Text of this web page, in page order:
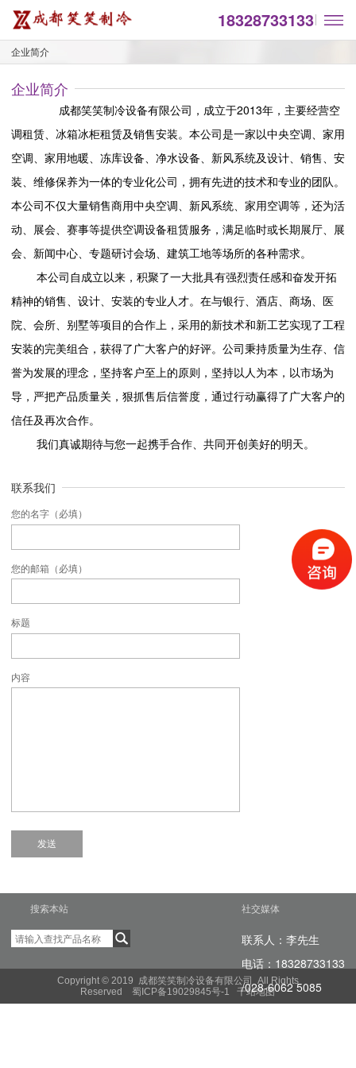
18328733133
企业简介
企业简介
成都笑笑制冷设备有限公司，成立于2013年，主要经营空
调租赁、冰箱冰柜租赁及销售安装。本公司是一家以中央空调、家用
空调、家用地暖、冻库设备、净水设备、新风系统及设计、销售、安
装、维修保养为一体的专业化公司，拥有先进的技术和专业的团队。
本公司不仅大量销售商用中央空调、新风系统、家用空调等，还为活
动、展会、赛事等提供空调设备租赁服务，满足临时或长期展厅、展
会、新闻中心、专题研讨会场、建筑工地等场所的各种需求。
本公司自成立以来，积聚了一大批具有强烈责任感和奋发开拓
精神的销售、设计、安装的专业人才。在与银行、酒店、商场、医
院、会所、别墅等项目的合作上，采用的新技术和新工艺实现了工程
安装的完美组合，获得了广大客户的好评。公司秉持质量为生存、信
誉为发展的理念，坚持客户至上的原则，坚持以人为本，以市场为
导，严把产品质量关，狠抓售后信誉度，通过行动赢得了广大客户的
信任及再次合作。
我们真诚期待与您一起携手合作、共同开创美好的明天。
联系我们
您的名字（必填）
您的邮箱（必填）
标题
内容
搜索本站 社交媒体
联系人：李先生
电话 ：18328733133
/028-6062 5085
Copyright © 2019 成都笑笑制冷设备有限公司 All Rights
Reserved蜀ICP备19029845号-1 千站地图